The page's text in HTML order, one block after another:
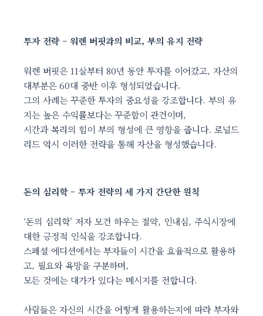
투자 전략 – 워렌 버핏과의 비교, 부의 유지 전략
워렌 버핏은 11살부터 80년 동안 투자를 이어갔고, 자산의
대부분은 60대 중반 이후 형성되었습니다.
그의 사례는 꾸준한 투자의 중요성을 강조합니다. 부의 유
지는 높은 수익률보다는 꾸준함이 관건이며,
시간과 복리의 힘이 부의 형성에 큰 영향을 줍니다. 로널드
리드 역시 이러한 전략을 통해 자산을 형성했습니다.
돈의 심리학 – 투자 전략의 세 가지 간단한 원칙
‘돈의 심리학’ 저자 모건 하우는 절약, 인내심, 주식시장에
대한 긍정적 인식을 강조합니다.
스페셜 에디션에서는 부자들이 시간을 효율적으로 활용하
고, 필요와 욕망을 구분하며,
모든 것에는 대가가 있다는 메시지를 전합니다.
사람들은 자신의 시간을 어떻게 활용하는지에 따라 부자와